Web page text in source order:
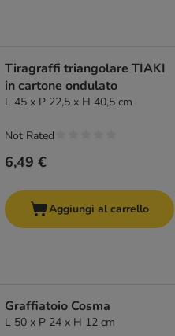
Tiragraffi triangolare TIAKI
in cartone ondulato
L 45 x P 22,5 x H 40,5 cm
6,49 €
Not Rated
Aggiungi al carrello
Graffiatoio Cosma
L 50 x P 24 x H 12 cm